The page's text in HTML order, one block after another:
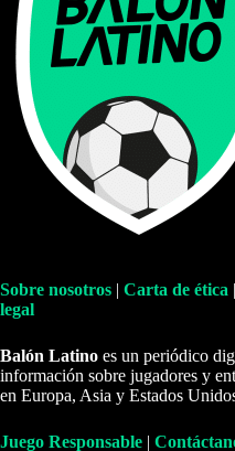
Sobre nosotros | Carta de ética |
legal
Balón Latino es un periódico
información sobre jugadores y
en Europa, Asia y Estados
Juego Responsable |